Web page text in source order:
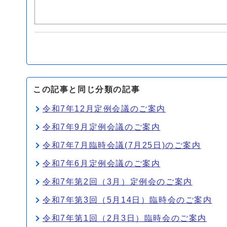
この記事と同じ分類の記事
令和7年12月定例会議のご案内
令和7年9月定例会議のご案内
令和7年7月臨時会議(7月25日)のご案内
令和7年6月定例会議のご案内
令和7年第2回（3月）定例会のご案内
令和7年第3回（5月14日）臨時会のご案内
令和7年第1回（2月3日）臨時会のご案内